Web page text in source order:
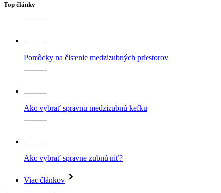
Top články
Pomôcky na čistenie medzizubných priestorov
Ako vybrať správnu medzizubnú kefku
Ako vybrať správne zubnú niť?
Viac článkov